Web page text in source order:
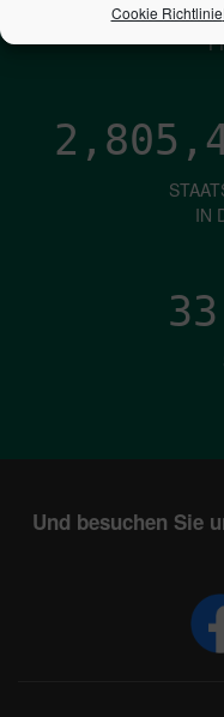
Cookie Richtlinie
IN
Und besuchen Sie